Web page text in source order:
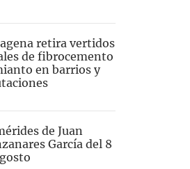
retira vertidos
de fibrocemento
en barrios y
de Juan
García del 8